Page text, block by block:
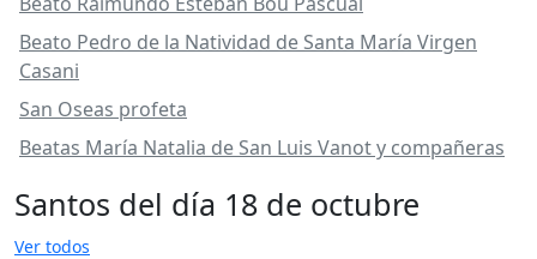
Beato Pedro de la Natividad de Santa María Virgen
Casani
San Oseas profeta
Beatas María Natalia de San Luis Vanot y compañeras
Santos del día 18 de octubre
Ver todos